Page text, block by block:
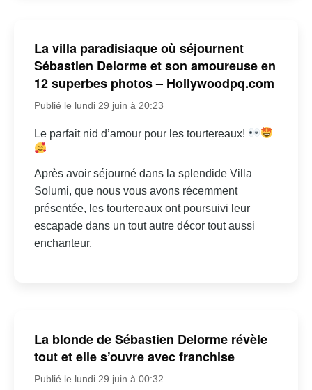
La villa paradisiaque où séjournent
Sébastien Delorme et son amoureuse en
12 superbes photos – Hollywoodpq.com
Publié le lundi 29 juin à 20:23
Le parfait nid d’amour pour les tourtereaux!
Après avoir séjourné dans la splendide Villa
Solumi, que nous vous avons récemment
présentée, les tourtereaux ont poursuivi leur
escapade dans un tout autre décor tout aussi
enchanteur.
La blonde de Sébastien Delorme révèle
tout et elle s’ouvre avec franchise
Publié le lundi 29 juin à 00:32